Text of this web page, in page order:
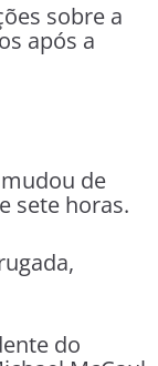
sobre a
após a
de
sete horas.
do